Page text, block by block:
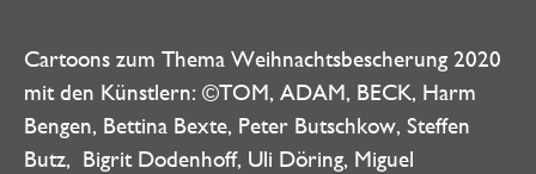
Cartoons zum Thema Weihnachtsbescherung 2020
mit den Künstlern: ©TOM, ADAM, BECK, Harm
Bengen, Bettina Bexte, Peter Butschkow, Steffen
Butz, Bigrit Dodenhoff, Uli Döring, Miguel